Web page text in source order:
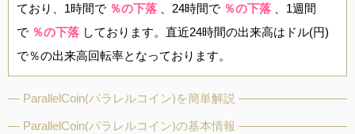
ており、1時間で ％の下落 、24時間で ％の下落
、1週間
で ％の下落 しております。直近24時間の出来高はドル(円)
で％の出来高回転率となっております。
ParallelCoin(パラレルコイン)を簡単解説
ParallelCoin(パラレルコイン)の基本情報